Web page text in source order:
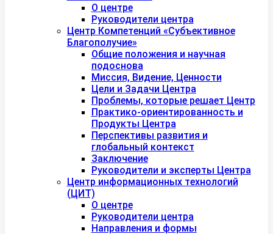
О центре
Руководители центра
Центр Компетенций «Субъективное
Благополучие»
Общие положения и научная
подоснова
Миссия, Видение, Ценности
Цели и Задачи Центра
Проблемы, которые решает Центр
Практико-ориентированность и
Продукты Центра
Перспективы развития и
глобальный контекст
Заключение
Руководители и эксперты Центра
Центр информационных технологий
(ЦИТ)
О центре
Руководители центра
Направления и формы